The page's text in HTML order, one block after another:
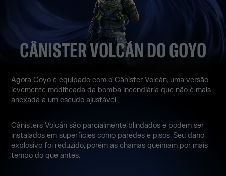
CÂNISTER VOLCÁN DO GOYO
Agora Goyo é equipado com o Cânister Volcán, uma versão
levemente modificada da bomba incendiária que não é mais
anexada a um escudo ajustável.
Cânisters Volcán são parcialmente blindados e podem ser
instalados em superfícies como paredes e pisos. Seu dano
explosivo foi reduzido, porém as chamas queimam por mais
tempo do que antes.